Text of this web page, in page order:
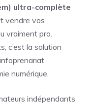
ultra-complète
vendre vos
vraiment pro.
c’est la solution
numérique.
indépendants